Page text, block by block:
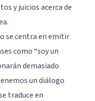
y juicios acerca de
se centra en emitir
como “soy un
demasiado
un diálogo
traduce en